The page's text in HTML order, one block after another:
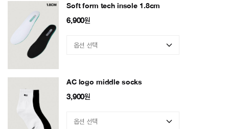
Soft form tech insole 1.8cm
6,900원
AC logo middle socks
3,900원